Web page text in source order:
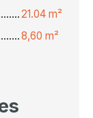
21.04 m²
8,60 m²